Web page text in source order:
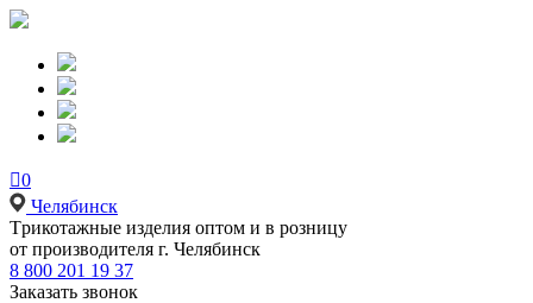
0
Челябинск
Tрикотажные изделия оптом и в розницу
от производителя г. Челябинск
8 800 201 19 37
Заказать звонок